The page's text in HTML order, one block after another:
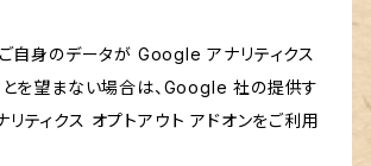
自身のデータが Google アナリティクス
を望まない場合は、Google 社の提供す
ティクス オプトアウト アドオンをご利用